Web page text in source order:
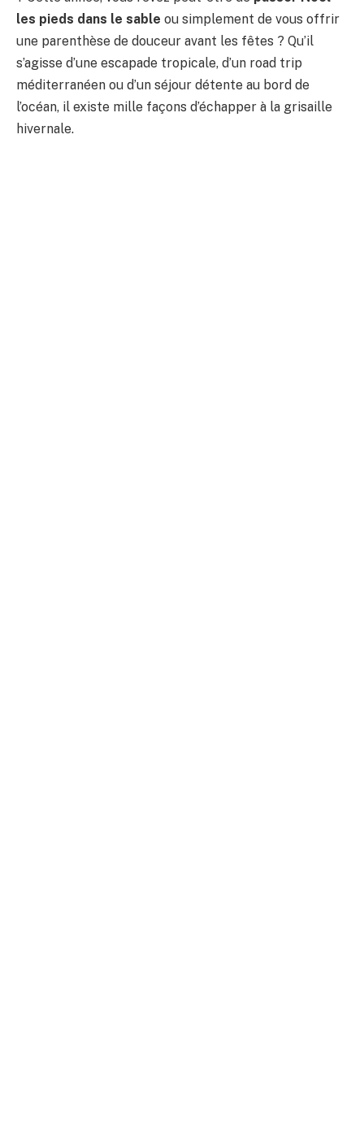
les pieds dans le sable ou simplement de vous offrir
une parenthèse de douceur avant les fêtes ? Qu’il
s’agisse d’une escapade tropicale, d’un road trip
méditerranéen ou d’un séjour détente au bord de
l’océan, il existe mille façons d’échapper à la grisaille
hivernale.